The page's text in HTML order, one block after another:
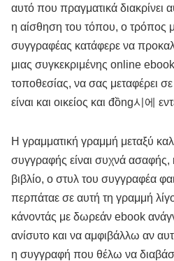
αυτό που πραγματικά διακρίνει
η αίσθηση του τόπου, ο τρόπος
συγγραφέας κατάφερε να
μιας συγκεκριμένης online
τοποθεσίας, να σας μεταφέρει
είναι και οικείος και đồng시에
Η γραμματική γραμμή μεταξύ
συγγραφής είναι συχνά ασαφής,
βιβλίο, ο στυλ του συγγραφέα
περπάταε σε αυτή τη γραμμή
κάνοντάς με δωρεάν ebook
ανίσυτο και να αμφιβάλλω αν
η συγγραφή που θέλω να